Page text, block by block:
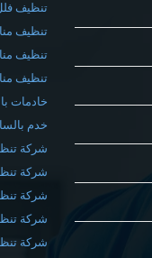
تنظيف
تنظيف
تنظيف
تنظيف
خادمات
خدم
شركة
شركة
شركة
شركة
شركة